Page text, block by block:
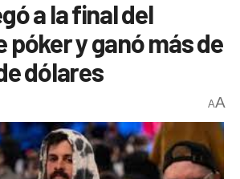
a la final del
póker y ganó más de
dólares
AA